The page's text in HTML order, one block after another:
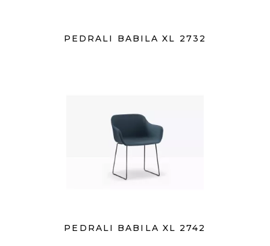
PEDRALI BABILA XL 2732
PEDRALI BABILA XL 2742